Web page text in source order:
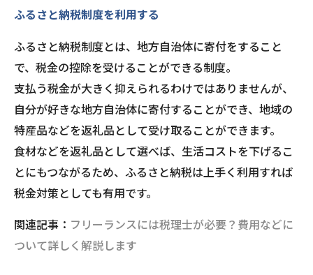
ふるさと納税制度を利用する
ふるさと納税制度とは、地方自治体に寄付をすること
で、税金の控除を受けることができる制度。
支払う税金が大きく抑えられるわけではありませんが、
自分が好きな地方自治体に寄付することができ、地域の
特産品などを返礼品として受け取ることができます。
食材などを返礼品として選べば、生活コストを下げるこ
とにもつながるため、ふるさと納税は上手く利用すれば
税金対策としても有用です。
関連記事： フリーランスには税理士が必要？費用などに
ついて詳しく解説します